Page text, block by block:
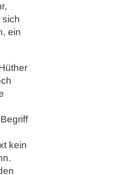
sich
ein
kein